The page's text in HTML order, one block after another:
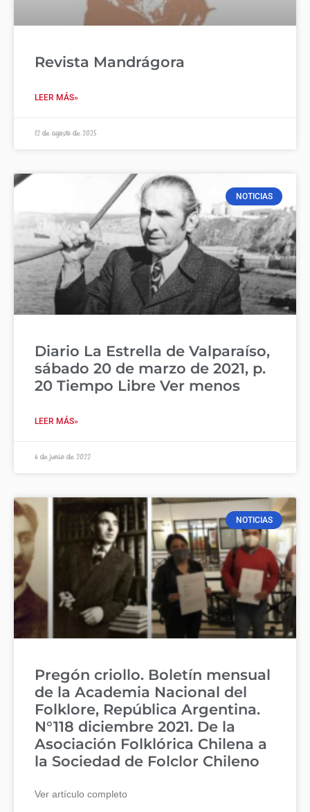
Revista Mandrágora
LEER MÁS»
12 de agosto de 2025
NOTICIAS
Diario La Estrella de Valparaíso,
sábado 20 de marzo de 2021, p.
20 Tiempo Libre Ver menos
LEER MÁS»
6 de junio de 2022
NOTICIAS
Pregón criollo. Boletín mensual
de la Academia Nacional del
Folklore, República Argentina.
N°118 diciembre 2021. De la
Asociación Folklórica Chilena a
la Sociedad de Folclor Chileno
Ver artículo completo